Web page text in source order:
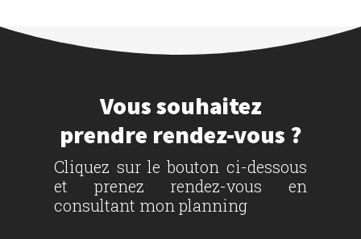
Vous souhaitez
prendre rendez-vous ?
Cliquez sur le bouton ci-dessous
et prenez rendez-vous en
consultant mon planning